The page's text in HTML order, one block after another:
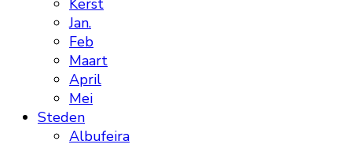
Kerst
Jan.
Feb
Maart
April
Mei
Steden
Albufeira